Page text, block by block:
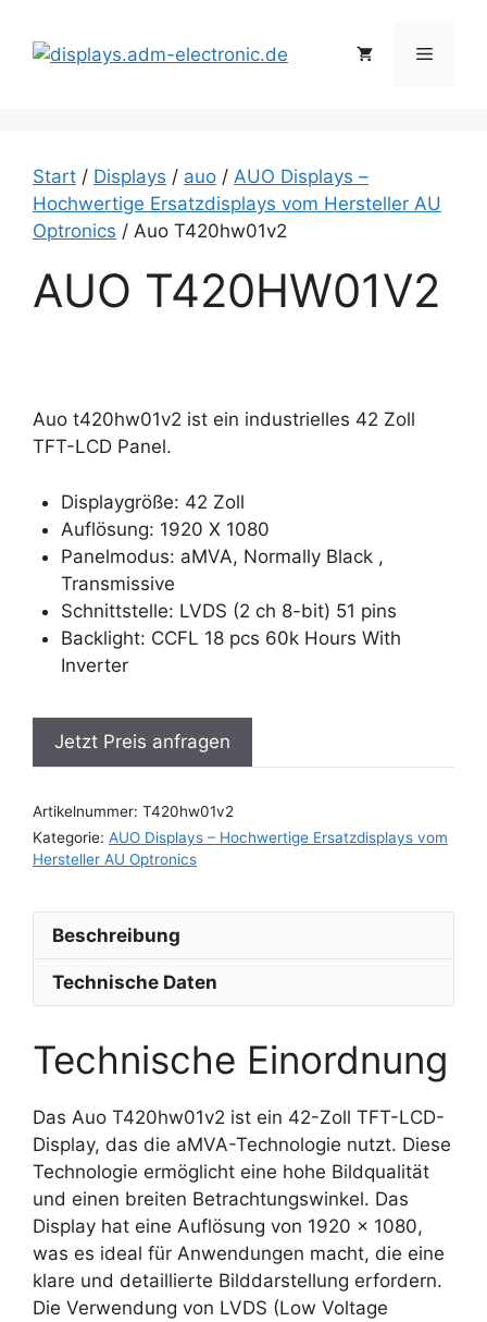
Inhalt
springen
Menü
Start / Displays / auo / AUO Displays –
Hochwertige Ersatzdisplays vom Hersteller AU
Optronics / Auo T420hw01v2
AUO T420HW01V2
Auo t420hw01v2 ist ein industrielles 42 Zoll
TFT-LCD Panel.
Displaygröße: 42 Zoll
Auflösung: 1920 X 1080
Panelmodus: aMVA, Normally Black ,
Transmissive
Schnittstelle: LVDS (2 ch 8-bit) 51 pins
Backlight: CCFL 18 pcs 60k Hours With
Inverter
Jetzt Preis anfragen
Artikelnummer: T420hw01v2
Kategorie: AUO Displays – Hochwertige Ersatzdisplays vom
Hersteller AU Optronics
Beschreibung
Technische Daten
Technische Einordnung
Das Auo T420hw01v2 ist ein 42-Zoll TFT-LCD-
Display, das die aMVA-Technologie nutzt. Diese
Technologie ermöglicht eine hohe Bildqualität
und einen breiten Betrachtungswinkel. Das
Display hat eine Auflösung von 1920 x 1080,
was es ideal für Anwendungen macht, die eine
klare und detaillierte Bilddarstellung erfordern.
Die Verwendung von LVDS (Low Voltage